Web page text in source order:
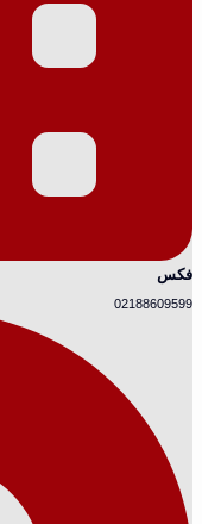
فکس
02188609599